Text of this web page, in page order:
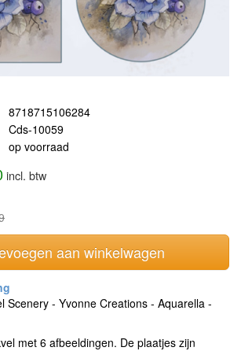
8718715106284
Cds-10059
op voorraad
incl. btw
aan winkelwagen
Scenery - Yvonne Creations - Aquarella -
met 6 afbeeldingen. De plaatjes zijn